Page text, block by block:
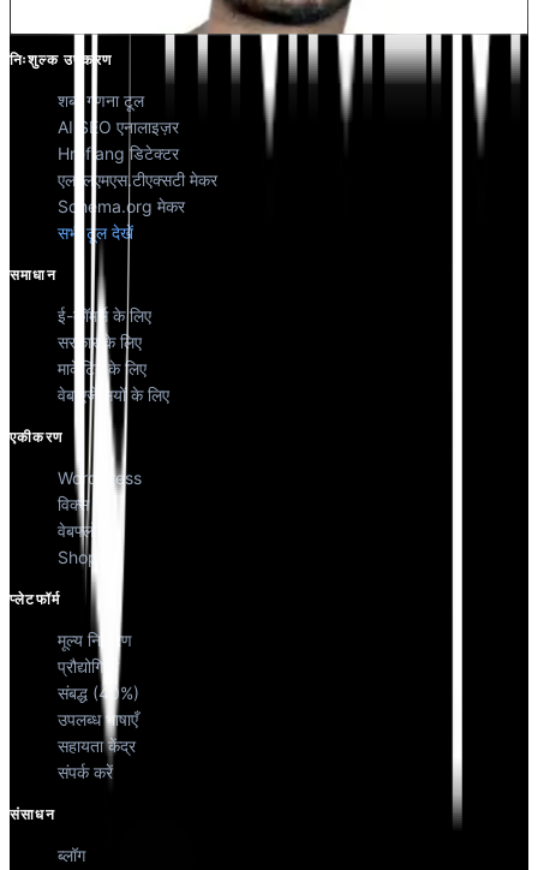
निःशुल्क उपकरण
शब्द गणना टूल
AI SEO एनालाइज़र
Hreflang डिटेक्टर
एलएलएमएस.टीएक्सटी मेकर
Schema.org मेकर
सभी टूल देखें
समाधान
ई-कॉमर्स के लिए
सरकार के लिए
मार्केटिंग के लिए
वेब एजेंसियों के लिए
एकीकरण
WordPress
विक्स
वेबफ्लो
Shopify
प्लेटफॉर्म
मूल्य निर्धारण
प्रौद्योगिकी
संबद्ध (40%)
उपलब्ध भाषाएँ
सहायता केंद्र
संपर्क करें
संसाधन
ब्लॉग